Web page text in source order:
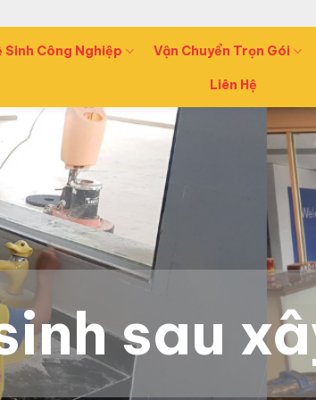
Sinh Công Nghiệp Vận Chuyển Trọn Gói
Liên Hệ
sau